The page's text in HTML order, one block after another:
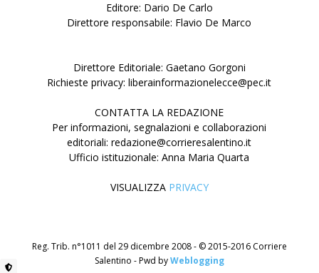
Editore: Dario De Carlo
Direttore responsabile: Flavio De Marco
Direttore Editoriale: Gaetano Gorgoni
Richieste privacy: liberainformazionelecce@pec.it
CONTATTA LA REDAZIONE
Per informazioni, segnalazioni e collaborazioni
editoriali: redazione@corrieresalentino.it
Ufficio istituzionale: Anna Maria Quarta
VISUALIZZA PRIVACY
Reg. Trib. n°1011 del 29 dicembre 2008 - © 2015-2016 Corriere
Salentino - Pwd byWeblogging